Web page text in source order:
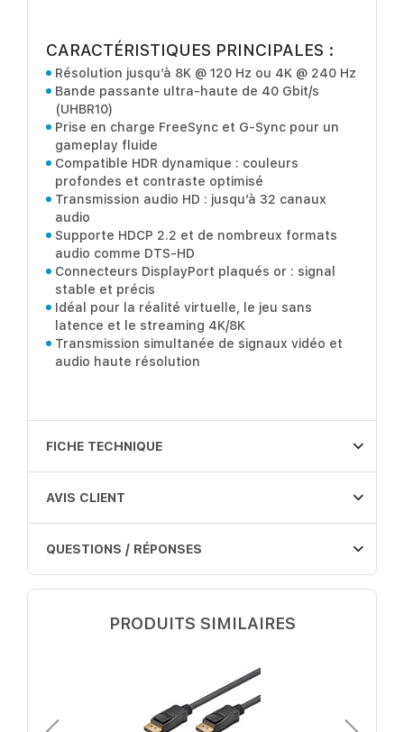
CARACTÉRISTIQUES PRINCIPALES :
Résolution jusqu’à 8K @ 120 Hz ou 4K @ 240 Hz
Bande passante ultra-haute de 40 Gbit/s
(UHBR10)
Prise en charge FreeSync et G-Sync pour un
gameplay fluide
Compatible HDR dynamique : couleurs
profondes et contraste optimisé
Transmission audio HD : jusqu’à 32 canaux
audio
Supporte HDCP 2.2 et de nombreux formats
audio comme DTS-HD
Connecteurs DisplayPort plaqués or : signal
stable et précis
Idéal pour la réalité virtuelle, le jeu sans
latence et le streaming 4K/8K
Transmission simultanée de signaux vidéo et
audio haute résolution
FICHE TECHNIQUE
AVIS CLIENT
QUESTIONS / RÉPONSES
PRODUITS SIMILAIRES